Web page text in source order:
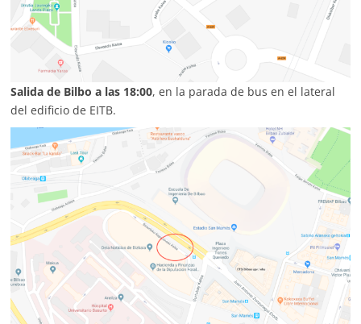
Salida de Bilbo a las 18:00, en la parada de bus en el lateral
del edificio de EITB.